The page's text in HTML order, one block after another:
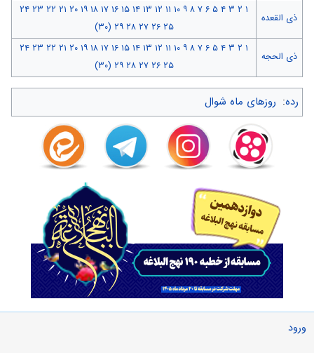
ذی القعده
۱ ۲ ۳ ۴ ۵ ۶ ۷ ۸ ۹ ۱۰ ۱۱ ۱۲ ۱۳ ۱۴ ۱۵ ۱۶ ۱۷ ۱۸ ۱۹ ۲۰ ۲۱ ۲۲ ۲۳ ۲۴
۲۵ ۲۶ ۲۷ ۲۸ ۲۹ (۳۰)
ذی الحجه
۱ ۲ ۳ ۴ ۵ ۶ ۷ ۸ ۹ ۱۰ ۱۱ ۱۲ ۱۳ ۱۴ ۱۵ ۱۶ ۱۷ ۱۸ ۱۹ ۲۰ ۲۱ ۲۲ ۲۳ ۲۴
۲۵ ۲۶ ۲۷ ۲۸ ۲۹ (۳۰)
رده: روزهای ماه شوال
ورود